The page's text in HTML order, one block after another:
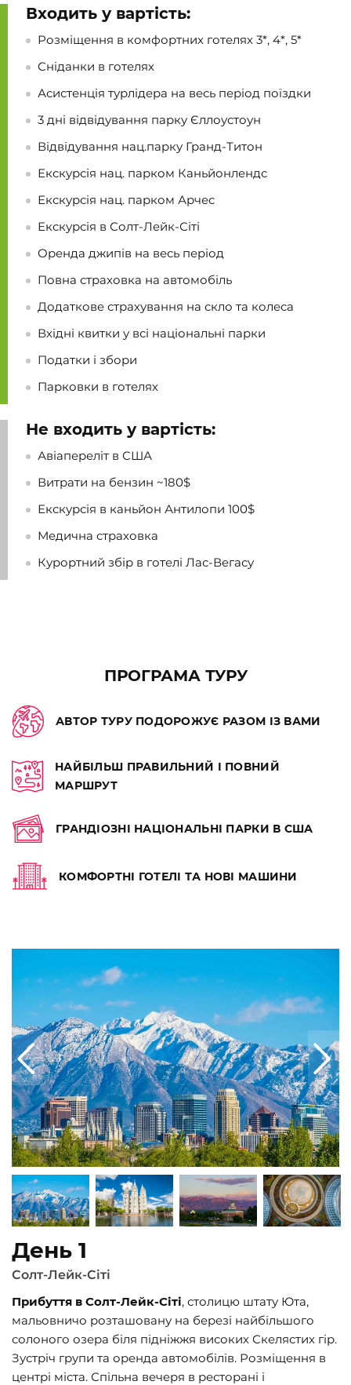
Входить у вартість:
Розміщення в комфортних готелях 3*, 4*, 5*
Сніданки в готелях
Асистенція турлідера на весь період поїздки
3 дні відвідування парку Єллоустоун
Відвідування нац.парку Гранд-Титон
Екскурсія нац. парком Каньйонлендс
Екскурсія нац. парком Арчес
Екскурсія в Солт-Лейк-Сіті
Оренда джипів на весь період
Повна страховка на автомобіль
Додаткове страхування на скло та колеса
Вхідні квитки у всі національні парки
Податки і збори
Парковки в готелях
Не входить у вартість:
Авіапереліт в США
Витрати на бензин ~180$
Екскурсія в каньйон Антилопи 100$
Медична страховка
Курортний збір в готелі Лас-Вегасу
ПРОГРАМА ТУРУ
АВТОР ТУРУ ПОДОРОЖУЄ РАЗОМ ІЗ ВАМИ
НАЙБІЛЬШ ПРАВИЛЬНИЙ І ПОВНИЙ
МАРШРУТ
ГРАНДІОЗНІ НАЦІОНАЛЬНІ ПАРКИ В США
КОМФОРТНІ ГОТЕЛІ ТА НОВІ МАШИНИ
День 1
Солт-Лейк-Сіті
Прибуття в Солт-Лейк-Сіті, столицю штату Юта,
мальовничо розташовану на березі найбільшого
солоного озера біля підніжжя високих Скелястих гір.
Зустріч групи та оренда автомобілів. Розміщення в
центрі міста. Спільна вечеря в ресторані і